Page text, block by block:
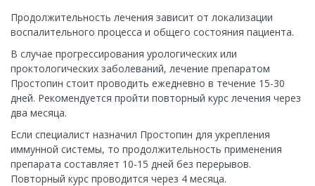
Продолжительность лечения зависит от локализации
воспалительного процесса и общего состояния пациента.
В случае прогрессирования урологических или
проктологических заболеваний, лечение препаратом
Простопин стоит проводить ежедневно в течение 15-30
дней. Рекомендуется пройти повторный курс лечения через
два месяца.
Если специалист назначил Простопин для укрепления
иммунной системы, то продолжительность применения
препарата составляет 10-15 дней без перерывов.
Повторный курс проводится через 4 месяца.